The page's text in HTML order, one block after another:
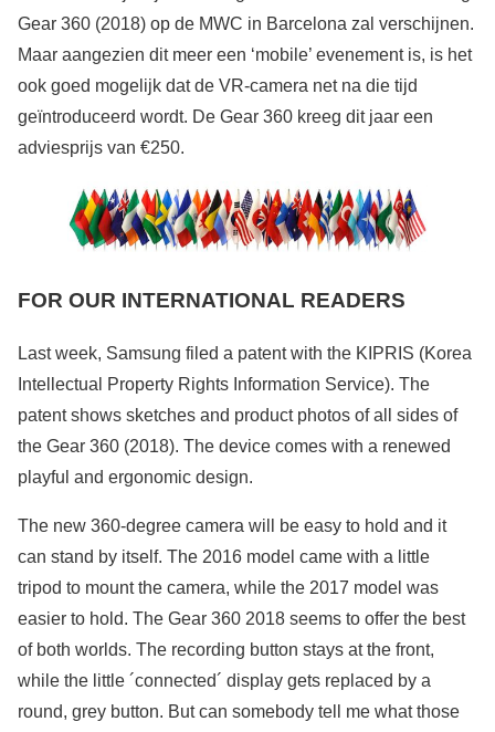
Gear 360 (2018) op de MWC in Barcelona zal verschijnen.
Maar aangezien dit meer een ‘mobile’ evenement is, is het
ook goed mogelijk dat de VR-camera net na die tijd
geïntroduceerd wordt. De Gear 360 kreeg dit jaar een
adviesprijs van €250.
FOR OUR INTERNATIONAL READERS
Last week, Samsung filed a patent with the KIPRIS (Korea
Intellectual Property Rights Information Service). The
patent shows sketches and product photos of all sides of
the Gear 360 (2018). The device comes with a renewed
playful and ergonomic design.
The new 360-degree camera will be easy to hold and it
can stand by itself. The 2016 model came with a little
tripod to mount the camera, while the 2017 model was
easier to hold. The Gear 360 2018 seems to offer the best
of both worlds. The recording button stays at the front,
while the little ´connected´ display gets replaced by a
round, grey button. But can somebody tell me what those